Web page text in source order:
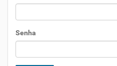
Senha